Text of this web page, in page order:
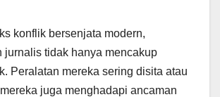
konflik bersenjata modern,
jurnalis tidak hanya mencakup
Peralatan mereka sering disita atau
juga menghadapi ancaman